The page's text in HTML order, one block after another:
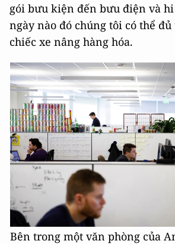
gói bưu kiện đến bưu điện và
ngày nào đó chúng tôi có thể
chiếc xe nâng hàng hóa.
Bên trong một văn phòng của